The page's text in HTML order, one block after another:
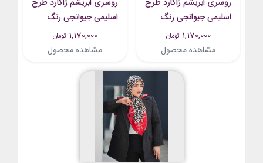
روسری ابریشم ژاکارد طرح
اسلیمی جیوانجی رنگ
مشکی طوسی
1,170,000 تومان
مشاهده محصول
روسری ابریشم ژاکارد طرح
اسلیمی جیوانجی رنگ
سرمه ای1,170,000 تومان
مشاهده محصول